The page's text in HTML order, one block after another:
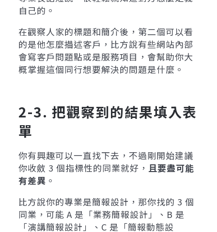
自己的。
在觀察人家的標題和簡介後，第二個可以看
的是他怎麼描述客戶，比方說有些網站內部
會寫客戶問題點或是服務項目，會幫助你大
概掌握這個同行想要解決的問題是什麼。
2-3. 把觀察到的結果填入表
單
你有興趣可以一直找下去，不過剛開始建議
你收斂 3 個指標性的同業就好， 且要盡可能
有差異 。
比方說你的專業是簡報設計，那你找的 3 個
同業，可能 A 是「業務簡報設計」、B 是
「演講簡報設計」、C 是「簡報動態設